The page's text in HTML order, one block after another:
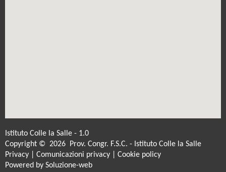
Istituto Colle la Salle - 1.0
Copyright © 2026 Prov. Congr. F.S.C. - Istituto Colle la Salle
Privacy
Comunicazioni privacy
Cookie policy
Powered by Soluzione-web